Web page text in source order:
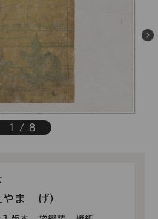
酒呑童子のなかでも最古の作
近衛尚通・定法寺公助・青蓮院
元信と伝える「酒呑童子絵巻」
館蔵）とよく類似し、この絵
までと一致しています。
の場面は、画面上方に内裏や
野の社殿を、画面下方に千丈ケ
下が鬼の住む悪所という意識で
されています。
面上方に一行の都への凱旋が描
1 / 8
やま げ）